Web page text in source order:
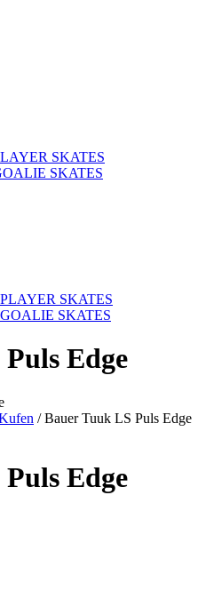
SKATES
SKATES
SKATES
SKATES
Edge
/ Bauer Tuuk LS Puls Edge
Edge